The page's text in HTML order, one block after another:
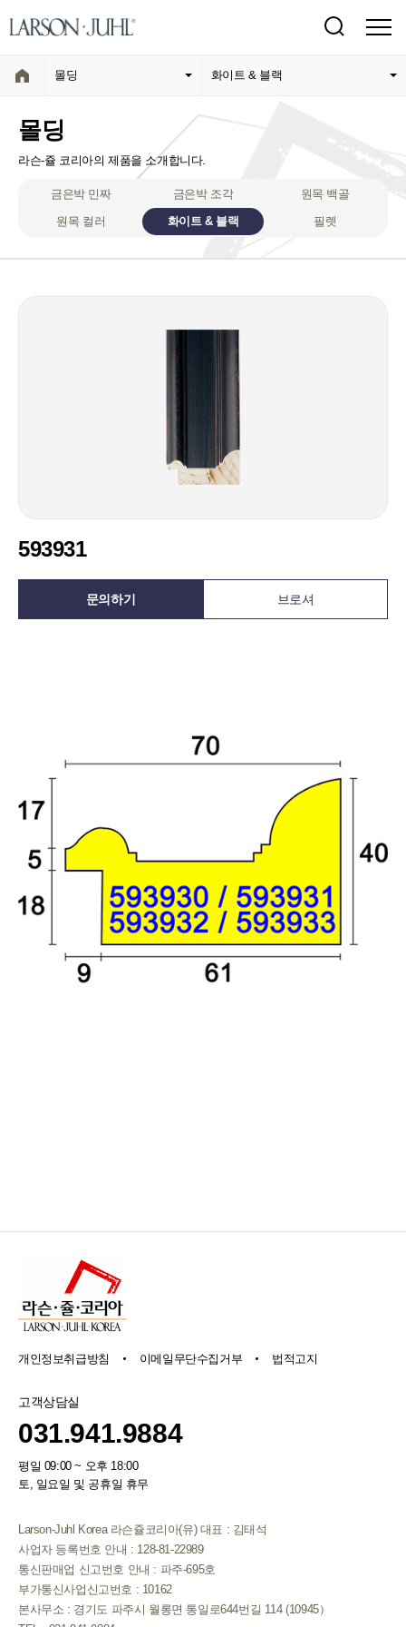
몰딩 화이트 & 블랙
몰딩
라슨-쥴 코리아의 제품을 소개합니다.
금은박 민짜 금은박 조각
원목 백골
원목 컬러
화이트 & 블랙 필렛
593931
문의하기 브로셔
개인정보취급방침 이메일무단수집거부 법적고지
고객상담실
031.941.9884
평일 09:00 ~ 오후 18:00
토, 일요일 및 공휴일 휴무
Larson-Juhl Korea 라슨쥴코리아(유) 대표 : 김태석
사업자 등록번호 안내 : 128-81-22989
통신판매업 신고번호 안내 : 파주-695호
부가통신사업신고번호 : 10162
본사무소 : 경기도 파주시 월롱면 통일로644번길 114 (10945）